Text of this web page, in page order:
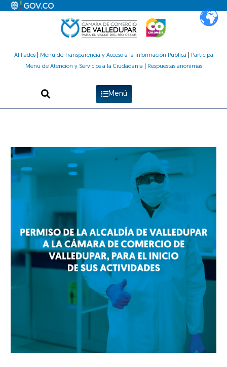
Afiliados| Menú de Transparencia y Acceso a la Información Pública
Participa
Menú de Atención y Servicios a la Ciudadanía
Respuestas anónimas
Menú